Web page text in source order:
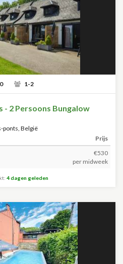
1-2
- 2 Persoons Bungalow
ponts, België
Prijs
€530
per midweek
4 dagen geleden